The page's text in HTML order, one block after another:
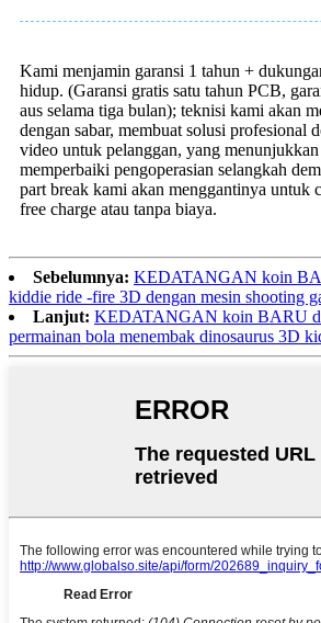
Kami menjamin garansi 1 tahun +
hidup. (Garansi gratis satu tahun PCB,
aus selama tiga bulan); teknisi kami akan
dengan sabar, membuat solusi profesional
video untuk pelanggan, yang menunjukkan
memperbaiki pengoperasian selangkah
part break kami akan menggantinya untuk
free charge atau tanpa biaya.
Sebelumnya: KEDATANGAN koin
kiddie ride -fire 3D dengan mesin shooting
Lanjut: KEDATANGAN koin BARU
permainan bola menembak dinosaurus 3D